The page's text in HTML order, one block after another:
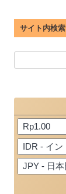
サイト内検索